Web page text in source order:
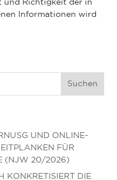
und Richtigkeit der in
Informationen wird
UND ONLINE-
FÜR
(NJW 20/2026)
KONKRETISIERT DIE